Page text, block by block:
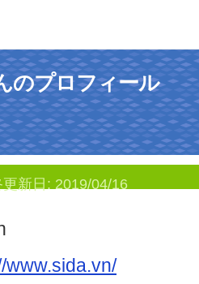
のプロフィール
新日: 2019/04/16
www.sida.vn/